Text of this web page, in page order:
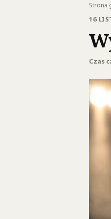
Strona
16
Czas